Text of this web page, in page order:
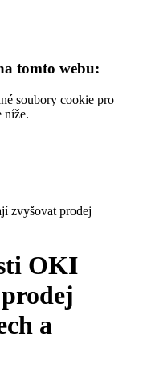
tomto webu:
soubory cookie pro
níže.
zvyšovat prodej
OKI
a